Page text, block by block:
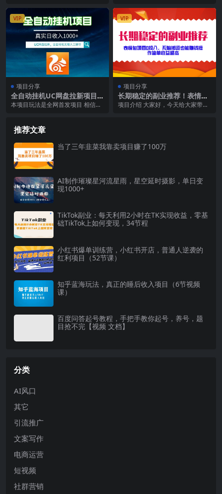
手小白也能轻易上手
程序嵌入广告实...
课程内容： ...
VIP
项目分享
全自动挂机UC网盘拉新项目，
全程自动化无需人工操控，真
本项目玩法是全网首发项目 相信大
VIP
项目分享
长期稳定的副业推荐！表情包
项目0投入，无脑搬运也能赚
项目介绍 大家好，今天给大家带来
推荐文章
当了三年韭菜我靠卖项目赚了100万
AI制作璀璨星河流星雨，星空延时摄影，单日变
现1000+
TikTok副业：每天利用2小时在TK实现收益，零基
础TikTok上如何变现，34节程
小红书爆单训练营，小红书开店，普通人逆袭的
红利项目（52节课）
知乎蓝海玩法，真正的睡后收入项目（6节视频
课）
百度问答起号教程，手把手教你起号，养号，题
目抢不完【视频 文档】
分类
AI风口
其它
引流推广
文案写作
电商运营
短视频
社群营销